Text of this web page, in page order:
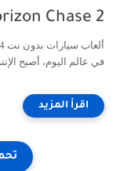
Chase 2
في عالم اليوم، أصبح